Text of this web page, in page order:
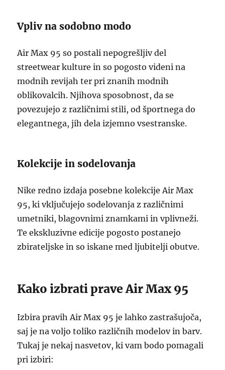
Vpliv na sodobno modo
Air Max 95 so postali nepogrešljiv del
streetwear kulture in so pogosto videni na
modnih revijah ter pri znanih modnih
oblikovalcih. Njihova sposobnost, da se
povezujejo z različnimi stili, od športnega do
elegantnega, jih dela izjemno vsestranske.
Kolekcije in sodelovanja
Nike redno izdaja posebne kolekcije Air Max
95, ki vključujejo sodelovanja z različnimi
umetniki, blagovnimi znamkami in vplivneži.
Te ekskluzivne edicije pogosto postanejo
zbirateljske in so iskane med ljubitelji obutve.
Kako izbrati prave Air Max 95
Izbira pravih Air Max 95 je lahko zastrašujoča,
saj je na voljo toliko različnih modelov in barv.
Tukaj je nekaj nasvetov, ki vam bodo pomagali
pri izbiri: